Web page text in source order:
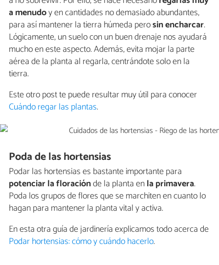
a menudoy en cantidades no demasiado abundantes,
para así mantener la tierra húmeda perosin encharcar.
Lógicamente, un suelo con un buen drenaje nos ayudará
mucho en este aspecto. Además, evita mojar la parte
aérea de la planta al regarla, centrándote solo en la
tierra.
Este otro post te puede resultar muy útil para conocer
Cuándo regar las plantas.
Poda de las hortensias
Podar las hortensias es bastante importante para
potenciar la floraciónde la planta enla primavera.
Poda los grupos de flores que se marchiten en cuanto lo
hagan para mantener la planta vital y activa.
En esta otra guía de jardinería explicamos todo acerca de
Podar hortensias: cómo y cuándo hacerlo.